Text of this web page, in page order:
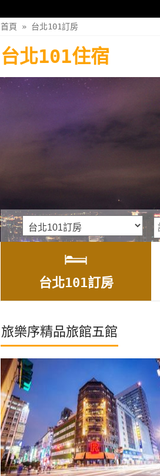
首頁 » 台北101訂房
台北101住宿
台北101訂房
旅樂序精品旅館五館